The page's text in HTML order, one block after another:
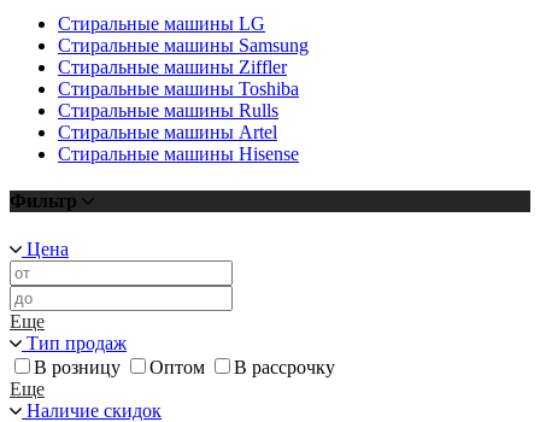
Стиральные машины LG
Стиральные машины Samsung
Стиральные машины Ziffler
Стиральные машины Toshiba
Стиральные машины Rulls
Стиральные машины Аrtel
Стиральные машины Hisense
Фильтр
Цена
Еще
Тип продаж
В розницу
Оптом
В рассрочку
Еще
Наличие скидок